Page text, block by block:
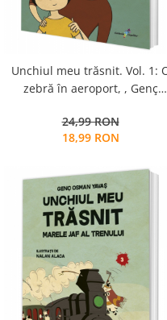
Unchiul meu trăsnit. Vol. 1:
zebră în aeroport, , Genç
24,99 RON
18,99 RON